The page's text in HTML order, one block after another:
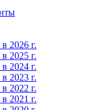
2026 г.
2025 г.
2024 г.
2023 г.
2022 г.
2021 г.